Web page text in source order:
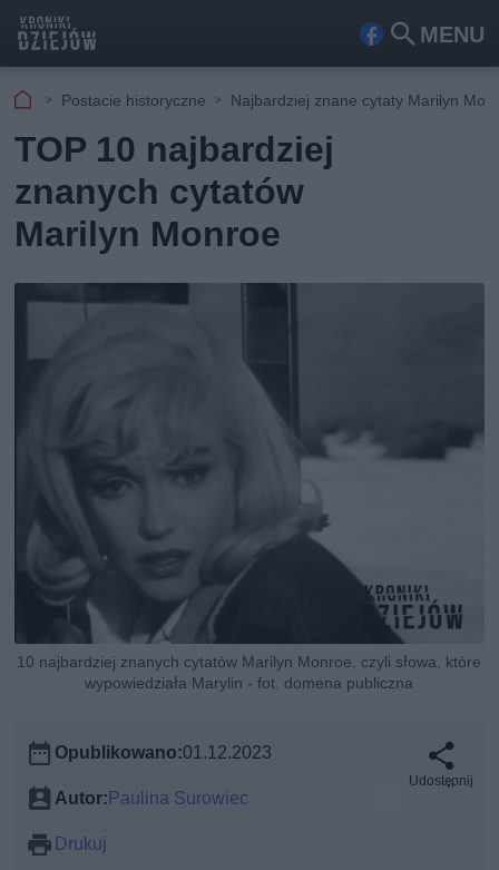
MENU
Fa
ook
Szu
kaj
Postacie historyczne Najbardziej znane cytaty Marilyn
TOP 10 najbardziej
znanych cytatów
Marilyn Monroe
10 najbardziej znanych cytatów Marilyn Monroe, czyli słowa, które
wypowiedziała Marylin - fot. domena publiczna
Opublikowano:01.12.2023
Autor:Paulina Surowiec
Drukuj
Udostępnij